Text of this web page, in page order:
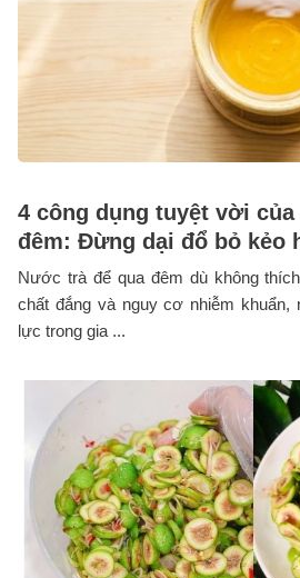
4 công dụng tuyệt vời
đêm: Đừng dại đổ bỏ kẻo
Nước trà để qua đêm dù không
chất đắng và nguy cơ nhiễm khuẩn,
lực trong gia ...